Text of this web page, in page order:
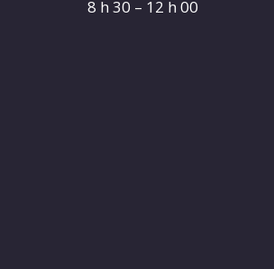
8 h 30 – 12 h 00